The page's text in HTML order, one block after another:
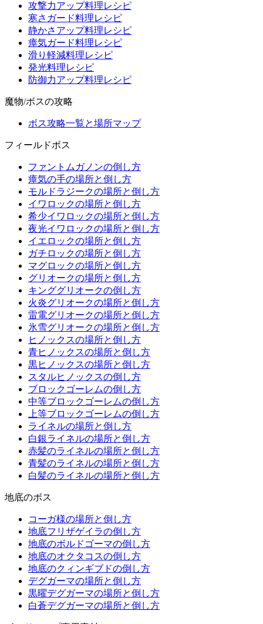
攻撃力アップ料理レシピ
寒さガード料理レシピ
静かさアップ料理レシピ
瘴気ガード料理レシピ
滑り軽減料理レシピ
発光料理レシピ
防御力アップ料理レシピ
魔物/ボスの攻略
ボス攻略一覧と場所マップ
フィールドボス
ファントムガノンの倒し方
瘴気の手の場所と倒し方
モルドラジークの場所と倒し方
イワロックの場所と倒し方
希少イワロックの場所と倒し方
夜光イワロックの場所と倒し方
イエロックの場所と倒し方
ガチロックの場所と倒し方
マグロックの場所と倒し方
グリオークの場所と倒し方
キンググリオークの倒し方
火炎グリオークの場所と倒し方
雷電グリオークの場所と倒し方
氷雪グリオークの場所と倒し方
ヒノックスの場所と倒し方
青ヒノックスの場所と倒し方
黒ヒノックスの場所と倒し方
スタルヒノックスの倒し方
ブロックゴーレムの倒し方
中等ブロックゴーレムの倒し方
上等ブロックゴーレムの倒し方
ライネルの場所と倒し方
白銀ライネルの場所と倒し方
赤髪のライネルの場所と倒し方
青髪のライネルの場所と倒し方
白髪のライネルの場所と倒し方
地底のボス
コーガ様の場所と倒し方
地底フリザゲイラの倒し方
地底のボルドゴーマの倒し方
地底のオクタコスの倒し方
地底のクィンギブドの倒し方
デグガーマの場所と倒し方
黒曜デグガーマの場所と倒し方
白蒼デグガーマの場所と倒し方